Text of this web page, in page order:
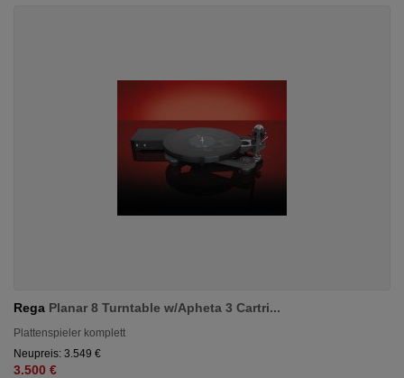
Rega Planar 8 Turntable w/Apheta 3 Cartri...
Plattenspieler komplett
Neupreis: 3.549 €
3.500 €